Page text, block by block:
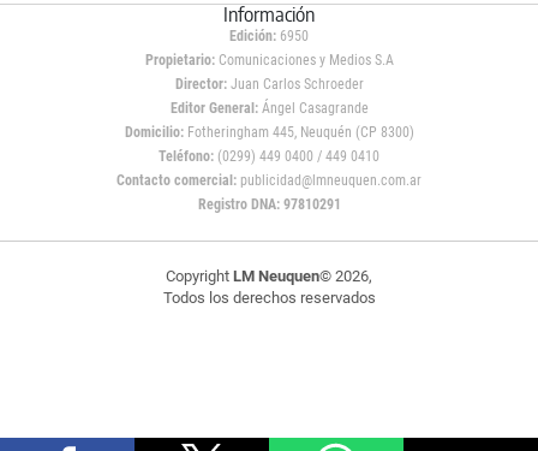
Información
Edición: 6950
Propietario:Comunicaciones y Medios S.A
Director: Juan Carlos Schroeder
Editor General:Ángel Casagrande
Domicilio:Fotheringham 445, Neuquén (CP 8300)
Teléfono: (0299) 449 0400 / 449 0410
Contacto comercial: publicidad@lmneuquen.com.ar
Registro DNA: 97810291
Copyright LM Neuquen© 2026,
Todos los derechos reservados